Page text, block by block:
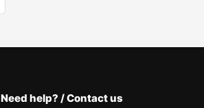
Need help? / Contact us